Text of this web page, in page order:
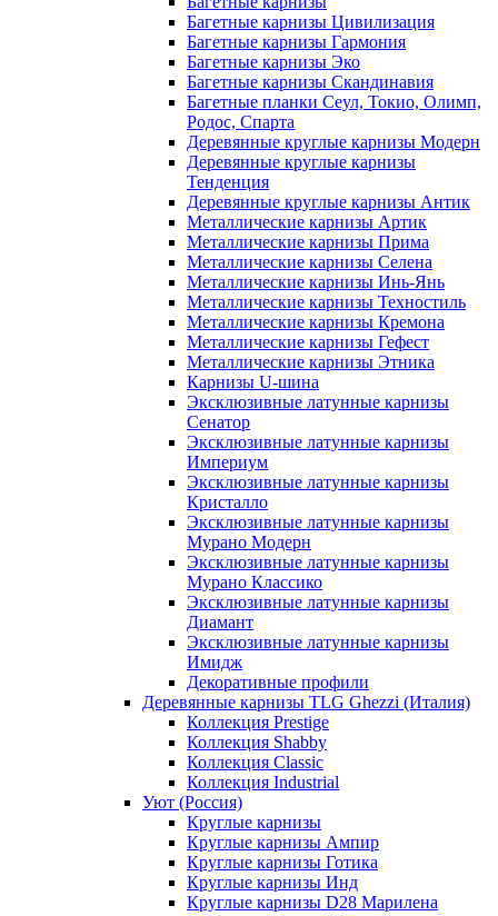
Багетные карнизы Цивилизация
Багетные карнизы Гармония
Багетные карнизы Эко
Багетные карнизы Скандинавия
Багетные планки Сеул, Токио, Олимп,
Родос, Спарта
Деревянные круглые карнизы Модерн
Деревянные круглые карнизы
Тенденция
Деревянные круглые карнизы Антик
Металлические карнизы Артик
Металлические карнизы Прима
Металлические карнизы Селена
Металлические карнизы Инь-Янь
Металлические карнизы Техностиль
Металлические карнизы Кремона
Металлические карнизы Гефест
Металлические карнизы Этника
Карнизы U-шина
Эксклюзивные латунные карнизы
Сенатор
Эксклюзивные латунные карнизы
Империум
Эксклюзивные латунные карнизы
Кристалло
Эксклюзивные латунные карнизы
Мурано Модерн
Эксклюзивные латунные карнизы
Мурано Классико
Эксклюзивные латунные карнизы
Диамант
Эксклюзивные латунные карнизы
Имидж
Декоративные профили
Деревянные карнизы TLG Ghezzi (Италия)
Коллекция Prestige
Коллекция Shabby
Коллекция Classic
Коллекция Industrial
Уют (Россия)
Круглые карнизы
Круглые карнизы Ампир
Круглые карнизы Готика
Круглые карнизы Инд
Круглые карнизы D28 Марилена